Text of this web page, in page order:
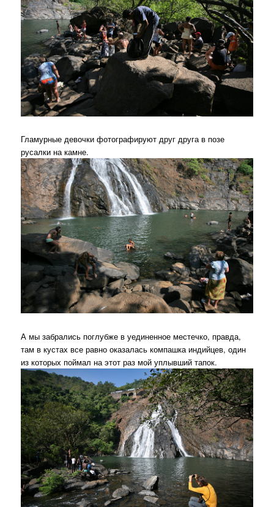
Гламурные девочки фотографируют друг друга в позе
русалки на камне.
А мы забрались поглубже в уединенное местечко, правда,
там в кустах все равно оказалась компашка индийцев, один
из которых поймал на этот раз мой уплывший тапок.